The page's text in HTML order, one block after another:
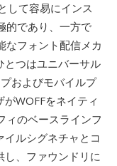
して容易にインス
的であり、一方で
なフォント配信メカ
とつはユニバーサル
およびモバイルプ
WOFFをネイティ
ィのベースラインフ
ルシグネチャとコ
し、ファウンドリに